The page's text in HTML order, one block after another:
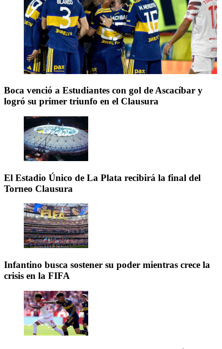
Boca venció a Estudiantes con gol de Ascacíbar y
logró su primer triunfo en el Clausura
El Estadio Único de La Plata recibirá la final del
Torneo Clausura
Infantino busca sostener su poder mientras crece la
crisis en la FIFA